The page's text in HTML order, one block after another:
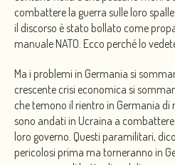
combattere la guerra sulle loro
il discorso è stato bollato come
manuale NATO. Ecco perché lo
Ma i problemi in Germania si
crescente crisi economica si
che temono il rientro in Germania di
sono andati in Ucraina a
loro governo. Questi paramilitari,
pericolosi prima ma torneranno in